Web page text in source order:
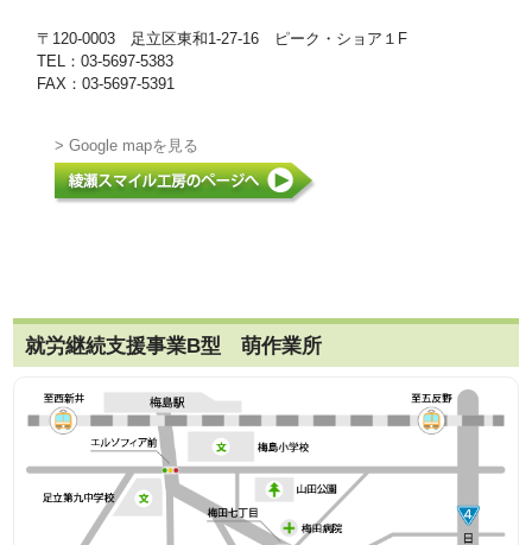
〒120-0003 足立区東和1-27-16 ピーク・ショア１F
TEL：03-5697-5383
FAX：03-5697-5391
> Google mapを見る
就労継続支援事業B型 萌作業所